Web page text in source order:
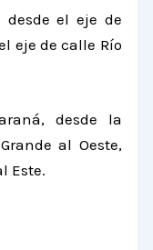
desde el eje de
eje de calle Río
desde la
al Oeste,
Este.